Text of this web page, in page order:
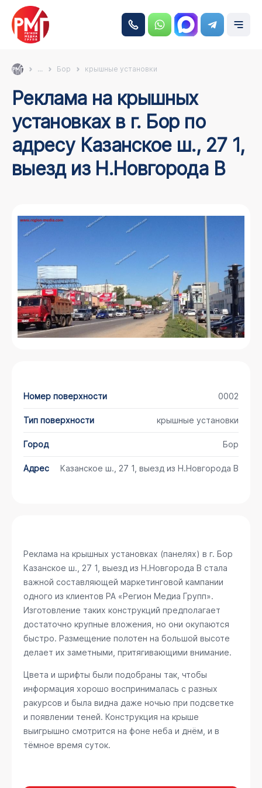
... Бор крышные установки
Реклама на крышных
установках в г. Бор по
адресу Казанское ш., 27 1,
выезд из Н.Новгорода B
Номер поверхности 0002
Тип поверхности крышные установки
Город Бор
Адрес Казанское ш., 27 1, выезд из Н.Новгорода B
Реклама на крышных установках (панелях) в г. Бор
Казанское ш., 27 1, выезд из Н.Новгорода B стала
важной составляющей маркетинговой кампании
одного из клиентов РА «Регион Медиа Групп».
Изготовление таких конструкций предполагает
достаточно крупные вложения, но они окупаются
быстро. Размещение полотен на большой высоте
делает их заметными, притягивающими внимание.
Цвета и шрифты были подобраны так, чтобы
информация хорошо воспринималась с разных
ракурсов и была видна даже ночью при подсветке
и появлении теней. Конструкция на крыше
выигрышно смотрится на фоне неба и днём, и в
тёмное время суток.